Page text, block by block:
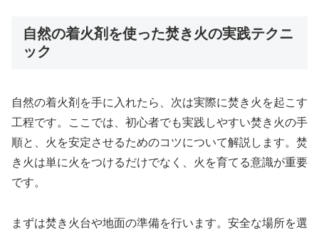
自然の着火剤を使った焚き火の実践テクニ
ック
自然の着火剤を手に入れたら、次は実際に焚き火を起こす
工程です。ここでは、初心者でも実践しやすい焚き火の手
順と、火を安定させるためのコツについて解説します。焚
き火は単に火をつけるだけでなく、火を育てる意識が重要
です。
まずは焚き火台や地面の準備を行います。安全な場所を選